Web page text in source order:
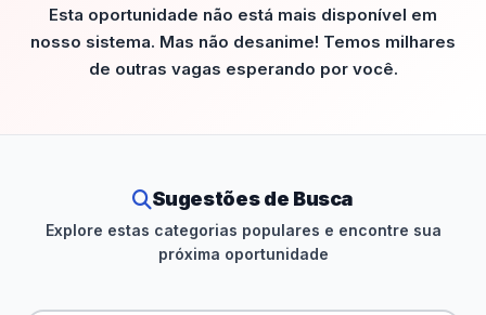
Esta oportunidade não está mais disponível em
nosso sistema. Mas não desanime! Temos milhares
de outras vagas esperando por você.
Sugestões de Busca
Explore estas categorias populares e encontre sua
próxima oportunidade